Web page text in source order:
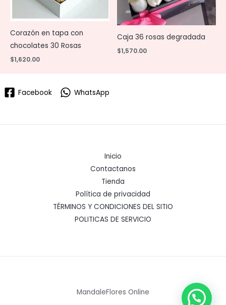
Corazón en tapa con
chocolates 30 Rosas
$1,620.00
Caja 36 rosas degradada
$1,570.00
Facebook WhatsApp
Inicio
Contactanos
Tienda
Política de privacidad
TÉRMINOS Y CONDICIONES DEL SITIO
POLITICAS DE SERVICIO
MandaleFlores Online